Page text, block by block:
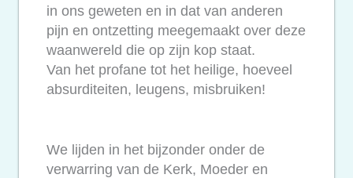
in ons geweten en in dat van anderen
pijn en ontzetting meegemaakt over deze
waanwereld die op zijn kop staat.
Van het profane tot het heilige, hoeveel
absurditeiten, leugens, misbruiken!
We lijden in het bijzonder onder de
verwarring van de Kerk, Moeder en